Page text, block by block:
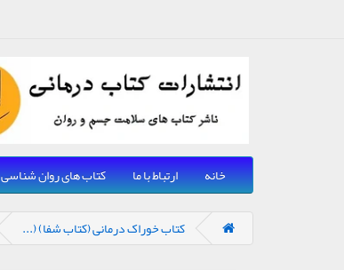
خانه ارتباط با ما کتاب های روان شناسی
کتاب خوراک درمانی (کتاب شفا) (...